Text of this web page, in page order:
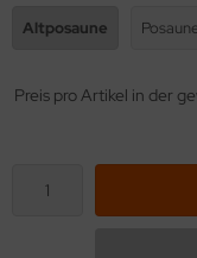
Altposaune
Preis pro Artikel in der